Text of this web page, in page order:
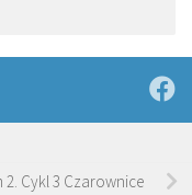
Cykl 3 Czarownice